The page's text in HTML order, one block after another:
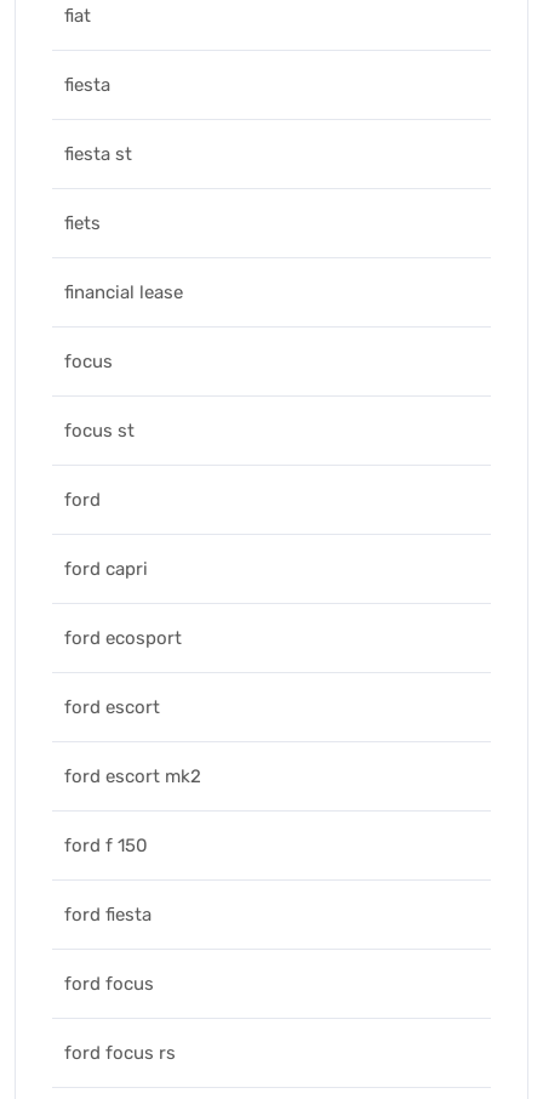
fiat
fiesta
fiesta st
fiets
financial lease
focus
focus st
ford
ford capri
ford ecosport
ford escort
ford escort mk2
ford f 150
ford fiesta
ford focus
ford focus rs